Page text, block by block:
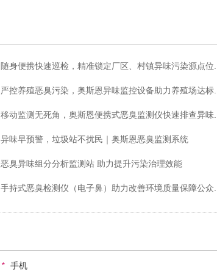
随身便携快速巡检，精准锁定厂区、村镇异味污染源点位...
严控养殖恶臭污染，奥斯恩异味监控设备助力养殖场达标...
移动监测无死角，奥斯恩便携式恶臭监测仪快速排查异味...
异味早预警，垃圾站不扰民｜奥斯恩恶臭监测系统
恶臭异味组分分析监测站 助力提升污染治理效能
手持式恶臭检测仪（电子鼻）助力改善环境质量保障公众...
* 手机